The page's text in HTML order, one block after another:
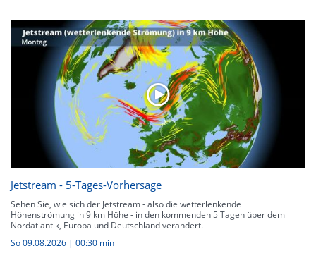
Jetstream - 5-Tages-Vorhersage
Sehen Sie, wie sich der Jetstream - also die wetterlenkende
Höhenströmung in 9 km Höhe - in den kommenden 5 Tagen über dem
Nordatlantik, Europa und Deutschland verändert.
So 09.08.2026 | 00:30 min